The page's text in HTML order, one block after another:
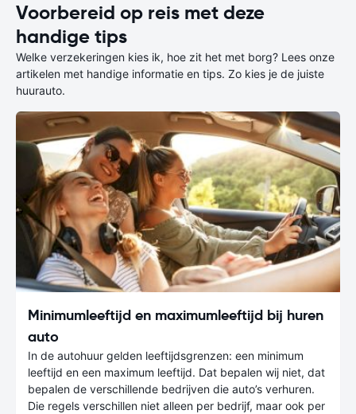
Voorbereid op reis met deze
handige tips
Welke verzekeringen kies ik, hoe zit het met borg? Lees onze
artikelen met handige informatie en tips. Zo kies je de juiste
huurauto.
Minimumleeftijd en maximumleeftijd bij huren
auto
In de autohuur gelden leeftijdsgrenzen: een minimum
leeftijd en een maximum leeftijd. Dat bepalen wij niet, dat
bepalen de verschillende bedrijven die auto’s verhuren.
Die regels verschillen niet alleen per bedrijf, maar ook per